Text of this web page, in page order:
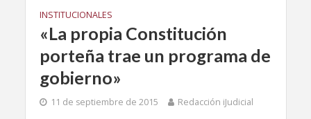
INSTITUCIONALES
«La propia Constitución
porteña trae un programa de
gobierno»
11 de septiembre de 2015 Redacción iJudicial